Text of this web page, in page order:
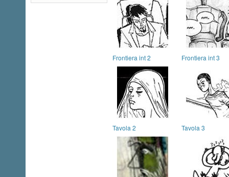
Frontiera int 2 Frontiera int 3
Tavola 2 Tavola 3